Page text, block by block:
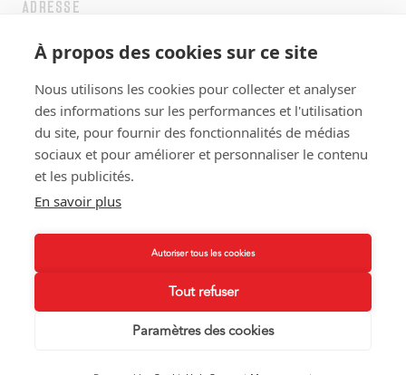
ADRESSE
33130 Bègles
HORAIRES
Tous les jours
12:00 - 14:00
Soir
19:00 - 22:00
MENTIONS LÉGALES
© 2026 LA TABLE D'ARÇINS. TOUS DROITS RÉSERVÉS.
SITE RÉALISÉ PAR JÉROME NGUYEN
À propos des cookies sur ce site
Nous utilisons les cookies pour collecter et analyser
des informations sur les performances et l'utilisation
du site, pour fournir des fonctionnalités de médias
sociaux et pour améliorer et personnaliser le contenu
et les publicités.
En savoir plus
Autoriser tous les cookies
Tout refuser
Paramètres des cookies